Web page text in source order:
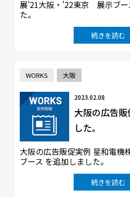
展'21大阪・'22東京 展示ブー
た。
続きを読む
WORKS 大阪
2023.02.08
大阪の広告
した。
大阪の広告販促実例 星和電
ブース を追加しました。
続きを読む